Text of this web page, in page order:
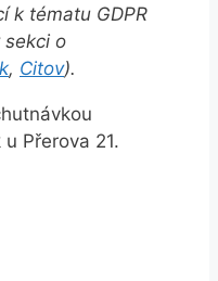
k tématu GDPR
o
, Citov).
Přerova 21.